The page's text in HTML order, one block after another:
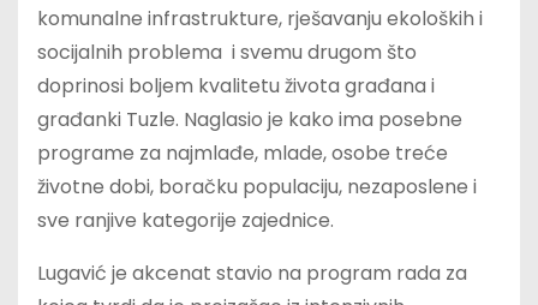
komunalne infrastrukture, rješavanju ekoloških i
socijalnih problema i svemu drugom što
doprinosi boljem kvalitetu života građana i
građanki Tuzle. Naglasio je kako ima posebne
programe za najmlađe, mlade, osobe treće
životne dobi, boračku populaciju, nezaposlene i
sve ranjive kategorije zajednice.
Lugavić je akcenat stavio na program rada za